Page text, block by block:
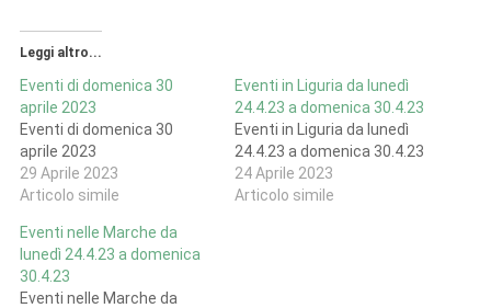
Leggi altro...
Eventi di domenica 30
aprile 2023
Eventi di domenica 30
aprile 2023
29 Aprile 2023
Articolo simile
Eventi in Liguria da lunedì
24.4.23 a domenica 30.4.23
Eventi in Liguria da lunedì
24.4.23 a domenica 30.4.23
24 Aprile 2023
Articolo simile
Eventi nelle Marche da
lunedì 24.4.23 a domenica
30.4.23
Eventi nelle Marche da